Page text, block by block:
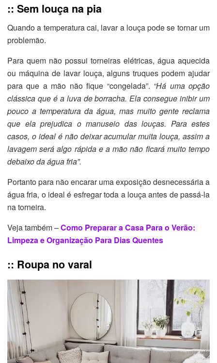
:: Sem louça na pia
Quando a temperatura cai, lavar a louça pode se tornar um
problemão.
Para quem não possui torneiras elétricas, água aquecida
ou máquina de lavar louça, alguns truques podem ajudar
para que a mão não fique “congelada”. “Há uma opção
clássica que é a luva de borracha. Ela consegue inibir um
pouco a temperatura da água, mas muito gente reclama
que ela prejudica o manuseio das louças. Para estes
casos, o ideal é não deixar acumular muita louça, assim a
lavagem será algo rápida e a mão não ficará muito tempo
debaixo da água fria”.
Portanto para não encarar uma exposição desnecessária a
água fria, o ideal é esfregar toda a louça antes de passá-la
na torneira.
Veja também –Como Preparar a Casa Para o Verão:
Limpeza e Organização Para Dias Quentes
:: Roupa no varal